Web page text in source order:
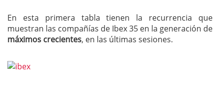
En esta primera tabla tienen la recurrencia que
muestran las compañías de Ibex 35 en la generación de
máximos crecientes, en las últimas sesiones.